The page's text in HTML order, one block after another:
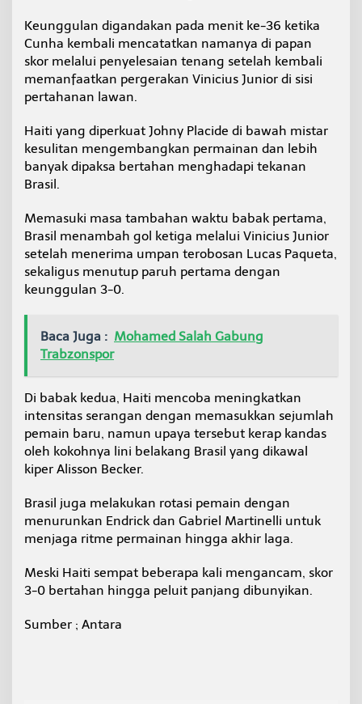
Keunggulan digandakan pada menit ke-36 ketika
Cunha kembali mencatatkan namanya di papan
skor melalui penyelesaian tenang setelah kembali
memanfaatkan pergerakan Vinicius Junior di sisi
pertahanan lawan.
Haiti yang diperkuat Johny Placide di bawah mistar
kesulitan mengembangkan permainan dan lebih
banyak dipaksa bertahan menghadapi tekanan
Brasil.
Memasuki masa tambahan waktu babak pertama,
Brasil menambah gol ketiga melalui Vinicius Junior
setelah menerima umpan terobosan Lucas Paqueta,
sekaligus menutup paruh pertama dengan
keunggulan 3-0.
Baca Juga : Mohamed Salah Gabung
Trabzonspor
Di babak kedua, Haiti mencoba meningkatkan
intensitas serangan dengan memasukkan sejumlah
pemain baru, namun upaya tersebut kerap kandas
oleh kokohnya lini belakang Brasil yang dikawal
kiper Alisson Becker.
Brasil juga melakukan rotasi pemain dengan
menurunkan Endrick dan Gabriel Martinelli untuk
menjaga ritme permainan hingga akhir laga.
Meski Haiti sempat beberapa kali mengancam, skor
3-0 bertahan hingga peluit panjang dibunyikan.
Sumber ; Antara